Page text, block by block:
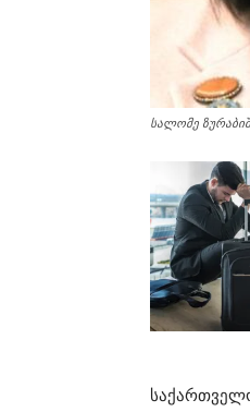
სალომე